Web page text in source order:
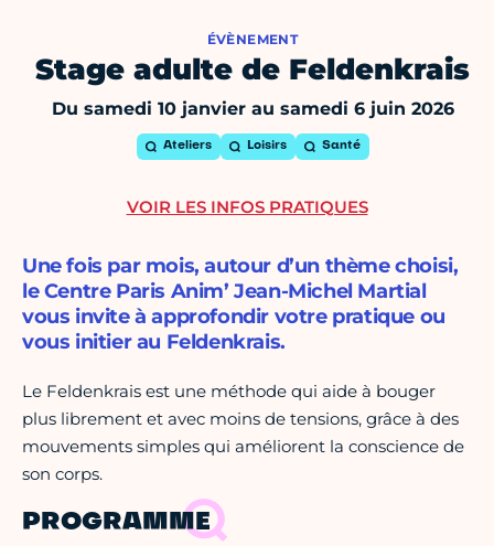
ÉVÈNEMENT
Stage adulte de Feldenkrais
Du samedi 10 janvier au samedi 6 juin 2026
Ateliers Loisirs Santé
Une fois par mois, autour d’un thème choisi,
le Centre Paris Anim’ Jean-Michel Martial
vous invite à approfondir votre pratique ou
vous initier au Feldenkrais.
Le Feldenkrais est une méthode qui aide à bouger
plus librement et avec moins de tensions, grâce à des
mouvements simples qui améliorent la conscience de
son corps.
PROGRAMME
VOIR LES INFOS PRATIQUES